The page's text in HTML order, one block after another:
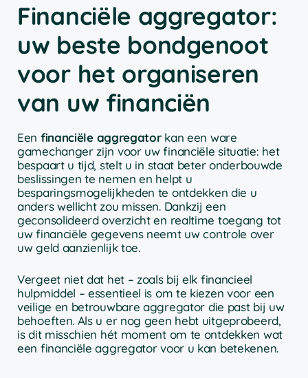
Financiële aggregator:
uw beste bondgenoot
voor het organiseren
van uw financiën
Een financiële aggregatorkan een ware
gamechanger zijn voor uw financiële situatie: het
bespaart u tijd, stelt u in staat beter onderbouwde
beslissingen te nemen en helpt u
besparingsmogelijkheden te ontdekken die u
anders wellicht zou missen. Dankzij een
geconsolideerd overzicht en realtime toegang tot
uw financiële gegevens neemt uw controle over
uw geld aanzienlijk toe.
Vergeet niet dat het – zoals bij elk financieel
hulpmiddel – essentieel is om te kiezen voor een
veilige en betrouwbare aggregator die past bij uw
behoeften. Als u er nog geen hebt uitgeprobeerd,
is dit misschien hét moment om te ontdekken wat
een financiële aggregator voor u kan betekenen.